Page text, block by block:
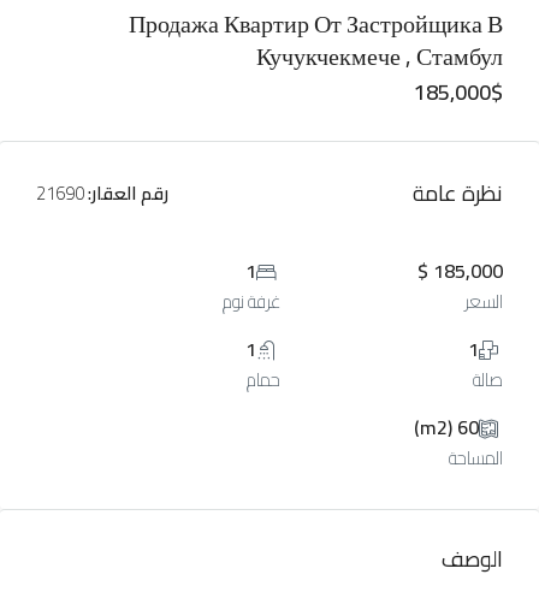
Продажа Квартир От Застройщика В
Кучукчекмече , Стамбул
185,000$
نظرة عامة رقم العقار:
185,000 $
السعر
1
غرفة نوم
1
صالة
1
حمام
60 (m2)
المساحة
الوصف